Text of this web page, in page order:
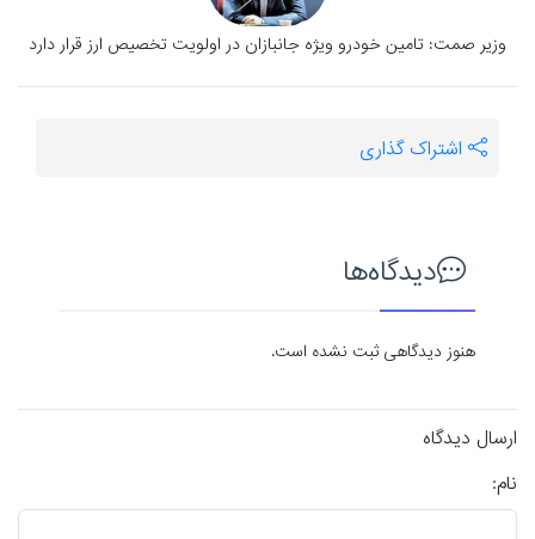
وزیر صمت: تامین خودرو ویژه جانبازان در اولویت تخصیص ارز قرار دارد
اشتراک گذاری
دیدگاه‌ها
هنوز دیدگاهی ثبت نشده است.
ارسال دیدگاه
نام: